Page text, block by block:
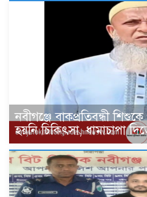
নবীগঞ্জে বাকপ্রতিবন্ধী
হয়নি চিকিৎসা, ধামাচাপা